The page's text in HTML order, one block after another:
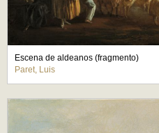
Escena de aldeanos (fragmento)
Paret, Luis